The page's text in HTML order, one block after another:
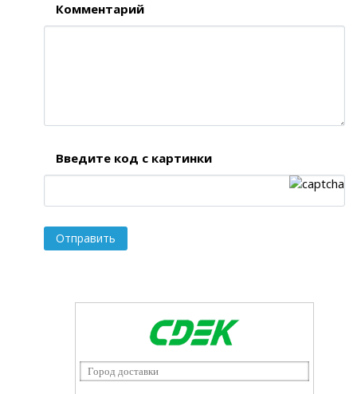
Комментарий
Введите код с картинки